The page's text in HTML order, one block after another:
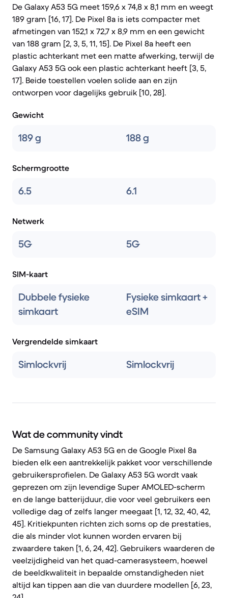
De Galaxy A53 5G meet 159,6 x 74,8 x 8,1 mm en weegt
189 gram [16, 17]. De Pixel 8a is iets compacter met
afmetingen van 152,1 x 72,7 x 8,9 mm en een gewicht
van 188 gram [2, 3, 5, 11, 15]. De Pixel 8a heeft een
plastic achterkant met een matte afwerking, terwijl de
Galaxy A53 5G ook een plastic achterkant heeft [3, 5,
17]. Beide toestellen voelen solide aan en zijn
ontworpen voor dagelijks gebruik [10, 28].
Gewicht
189 g 188 g
Schermgrootte
6.5 6.1
Netwerk
5G 5G
SIM-kaart
Dubbele fysieke
simkaart
Fysieke simkaart +
eSIM
Vergrendelde simkaart
Simlockvrij Simlockvrij
Wat de community vindt
De Samsung Galaxy A53 5G en de Google Pixel 8a
bieden elk een aantrekkelijk pakket voor verschillende
gebruikersprofielen. De Galaxy A53 5G wordt vaak
geprezen om zijn levendige Super AMOLED-scherm
en de lange batterijduur, die voor veel gebruikers een
volledige dag of zelfs langer meegaat [1, 12, 32, 40, 42,
45]. Kritiekpunten richten zich soms op de prestaties,
die als minder vlot kunnen worden ervaren bij
zwaardere taken [1, 6, 24, 42]. Gebruikers waarderen de
veelzijdigheid van het quad-camerasysteem, hoewel
de beeldkwaliteit in bepaalde omstandigheden niet
altijd kan tippen aan die van duurdere modellen [6, 23,